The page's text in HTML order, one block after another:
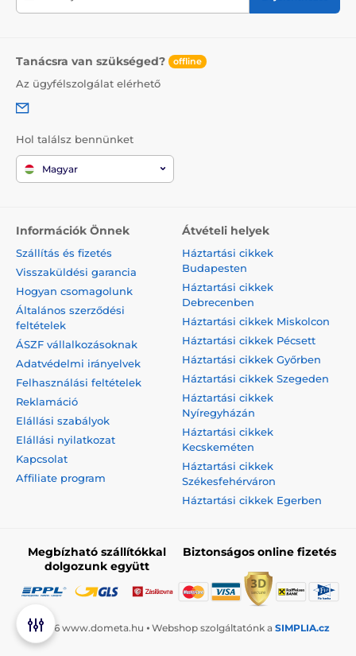
Tanácsra van szükséged? offline
Az ügyfélszolgálat elérhető
Hol találsz bennünket
Magyar
Információk Önnek
Szállítás és fizetés
Visszaküldési garancia
Hogyan csomagolunk
Általános szerződési
feltételek
ÁSZF vállalkozásoknak
Adatvédelmi irányelvek
Felhasználási feltételek
Reklamáció
Elállási szabályok
Elállási nyilatkozat
Kapcsolat
Affiliate program
Átvételi helyek
Háztartási cikkek
Budapesten
Háztartási cikkek
Debrecenben
Háztartási cikkek Miskolcon
Háztartási cikkek Pécsett
Háztartási cikkek Győrben
Háztartási cikkek Szegeden
Háztartási cikkek
Nyíregyházán
Háztartási cikkek
Kecskeméten
Háztartási cikkek
Székesfehérváron
Háztartási cikkek Egerben
Megbízható szállítókkal
dolgozunk együtt
Biztonságos online fizetés
© 2026 www.dometa.hu ⦁ Webshop szolgáltatónk a SIMPLIA.cz